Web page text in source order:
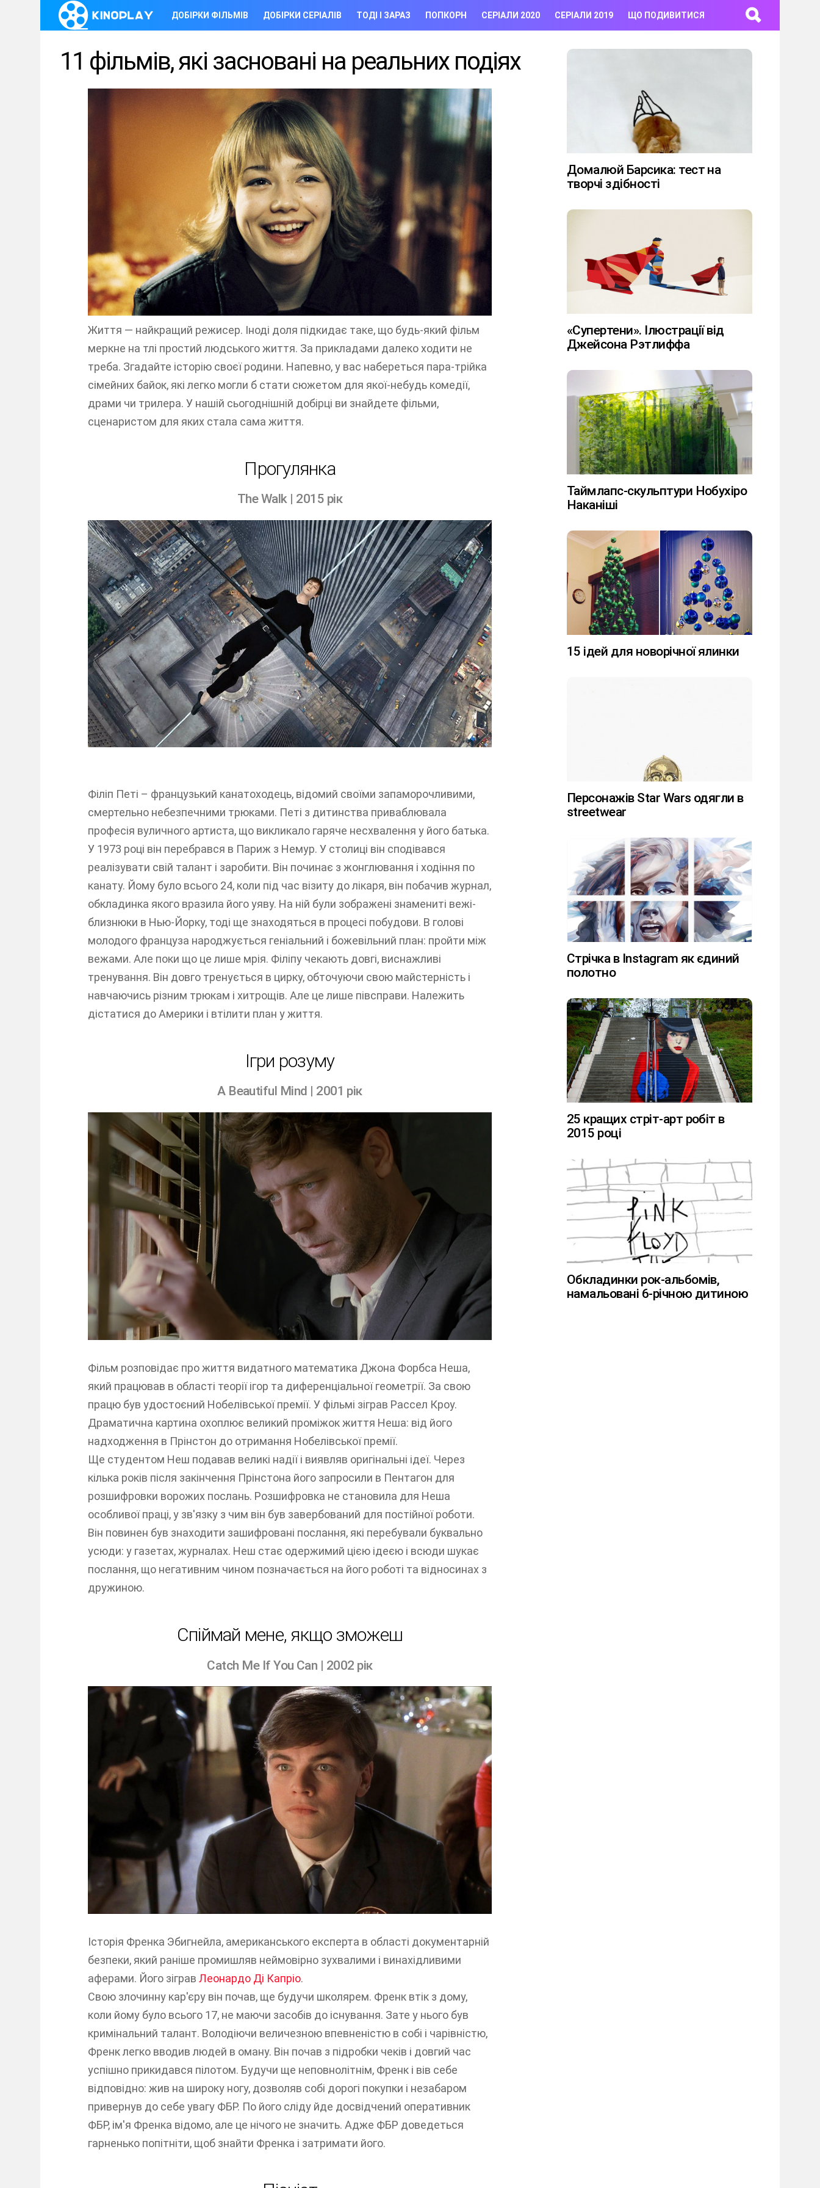
ДОБІРКИ ФІЛЬМІВ ДОБІРКИ СЕРІАЛІВ ТОДІ І ЗАРАЗ ПОПКОРН СЕРІАЛИ 2020 СЕРІАЛИ 2019 ЩО ПОДИВИТИСЯ
11 фільмів, які засновані на реальних подіях
Життя — найкращий режисер. Іноді доля підкидає таке, що будь-який фільм
меркне на тлі простий людського життя. За прикладами далеко ходити не
треба. Згадайте історію своєї родини. Напевно, у вас набереться пара-трійка
сімейних байок, які легко могли б стати сюжетом для якої-небудь комедії,
драми чи трилера. У нашій сьогоднішній добірці ви знайдете фільми,
сценаристом для яких стала сама життя.
Прогулянка
The Walk | 2015 рік
Філіп Петі – французький канатоходець, відомий своїми запаморочливими,
смертельно небезпечними трюками. Петі з дитинства приваблювала
професія вуличного артиста, що викликало гаряче несхвалення у його батька.
У 1973 році він перебрався в Париж з Немур. У столиці він сподівався
реалізувати свій талант і заробити. Він починає з жонглювання і ходіння по
канату. Йому було всього 24, коли під час візиту до лікаря, він побачив журнал,
обкладинка якого вразила його уяву. На ній були зображені знамениті вежі-
близнюки в Нью-Йорку, тоді ще знаходяться в процесі побудови. В голові
молодого француза народжується геніальний і божевільний план: пройти між
вежами. Але поки що це лише мрія. Філіпу чекають довгі, виснажливі
тренування. Він довго тренується в цирку, обточуючи свою майстерність і
навчаючись різним трюкам і хитрощів. Але це лише півсправи. Належить
дістатися до Америки і втілити план у життя.
Ігри розуму
A Beautiful Mind | 2001 рік
Фільм розповідає про життя видатного математика Джона Форбса Неша,
який працював в області теорії ігор та диференціальної геометрії. За свою
працю був удостоєний Нобелівської премії. У фільмі зіграв Рассел Кроу.
Драматична картина охоплює великий проміжок життя Неша: від його
надходження в Прінстон до отримання Нобелівської премії.
Ще студентом Неш подавав великі надії і виявляв оригінальні ідеї. Через
кілька років після закінчення Прінстона його запросили в Пентагон для
розшифровки ворожих послань. Розшифровка не становила для Неша
особливої праці, у зв'язку з чим він був завербований для постійної роботи.
Він повинен був знаходити зашифровані послання, які перебували буквально
усюди: у газетах, журналах. Неш стає одержимий цією ідеєю і всюди шукає
послання, що негативним чином позначається на його роботі та відносинах з
дружиною.
Спіймай мене, якщо зможеш
Catch Me If You Can | 2002 рік
Історія Френка Эбигнейла, американського експерта в області документарній
безпеки, який раніше промишляв неймовірно зухвалими і винахідливими
аферами. Його зіграв Леонардо Ді Капріо.
Свою злочинну кар'єру він почав, ще будучи школярем. Френк втік з дому,
коли йому було всього 17, не маючи засобів до існування. Зате у нього був
кримінальний талант. Володіючи величезною впевненістю в собі і чарівністю,
Френк легко вводив людей в оману. Він почав з підробки чеків і довгий час
успішно прикидався пілотом. Будучи ще неповнолітнім, Френк і вів себе
відповідно: жив на широку ногу, дозволяв собі дорогі покупки і незабаром
привернув до себе увагу ФБР. По його сліду йде досвідчений оперативник
ФБР, ім'я Френка відомо, але це нічого не значить. Адже ФБР доведеться
гарненько попітніти, щоб знайти Френка і затримати його.
Домалюй Барсика: тест на
творчі здібності
«Супертени». Ілюстрації від
Джейсона Рэтлиффа
Таймлапс-скульптури Нобухіро
Наканіші
15 ідей для новорічної ялинки
Персонажів Star Wars одягли в
streetwear
Стрічка в Instagram як єдиний
полотно
25 кращих стріт-арт робіт в
2015 році
Обкладинки рок-альбомів,
намальовані 6-річною дитиною